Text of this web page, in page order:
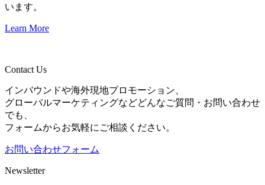
います。
Learn More
Contact Us
インバウンドや海外現地プロモーション、
グローバルマーケティングなどどんなご質問・お問い合わせ
でも、
フォームからお気軽にご相談ください。
お問い合わせフォーム
Newsletter